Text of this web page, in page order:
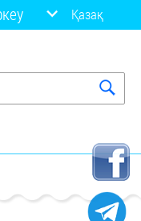
Қазақ